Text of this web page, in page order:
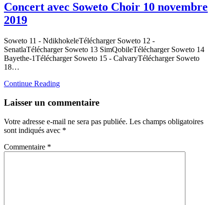
Concert avec Soweto Choir 10 novembre
2019
Soweto 11 - NdikhokeleTélécharger Soweto 12 -
SenatlaTélécharger Soweto 13 SimQobileTélécharger Soweto 14
Bayethe-1Télécharger Soweto 15 - CalvaryTélécharger Soweto
18…
Continue Reading
Laisser un commentaire
Votre adresse e-mail ne sera pas publiée. Les champs obligatoires
sont indiqués avec *
Commentaire *